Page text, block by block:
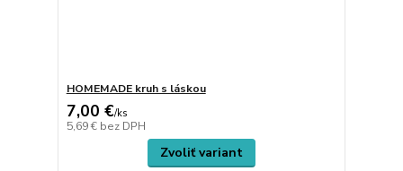
HOMEMADE kruh s láskou
7,00 €/ks
5,69 € bez DPH
Zvoliť variant